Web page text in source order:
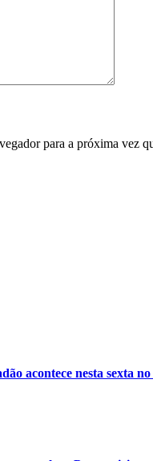
para a próxima vez
acontece nesta sexta